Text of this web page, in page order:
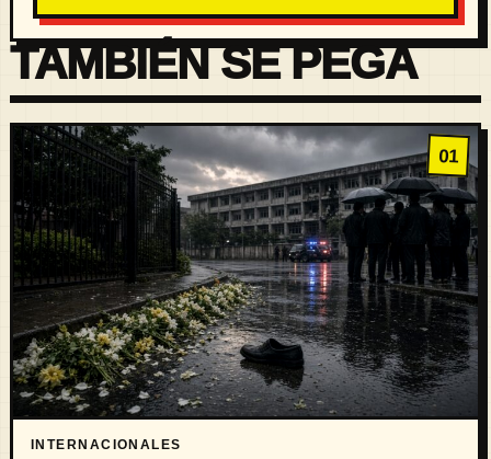
TAMBIÉN SE PEGA
01
INTERNACIONALES